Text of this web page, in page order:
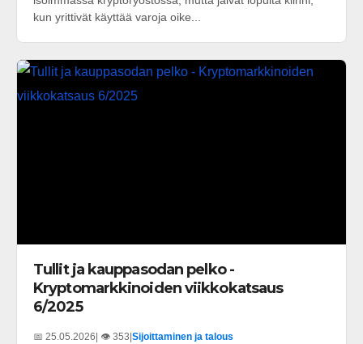
kun yrittivät käyttää varoja oike...
Tullit ja kauppasodan pelko -
Kryptomarkkinoiden viikkokatsaus
6/2025
📅 25.05.2026 | 👁️ 353 Sijoittaminen ja talous